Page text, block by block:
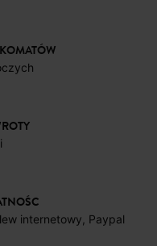
internetowy, Paypal